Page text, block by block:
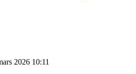
2026 10:11